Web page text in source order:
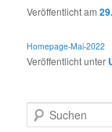
Veröffentlicht am
Homepage-Mai-2022
Veröffentlicht unter
u